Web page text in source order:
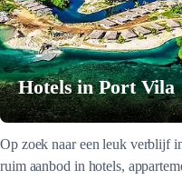
Hotels in Port Vila
Op zoek naar een leuk verblijf
ruim aanbod in hotels,